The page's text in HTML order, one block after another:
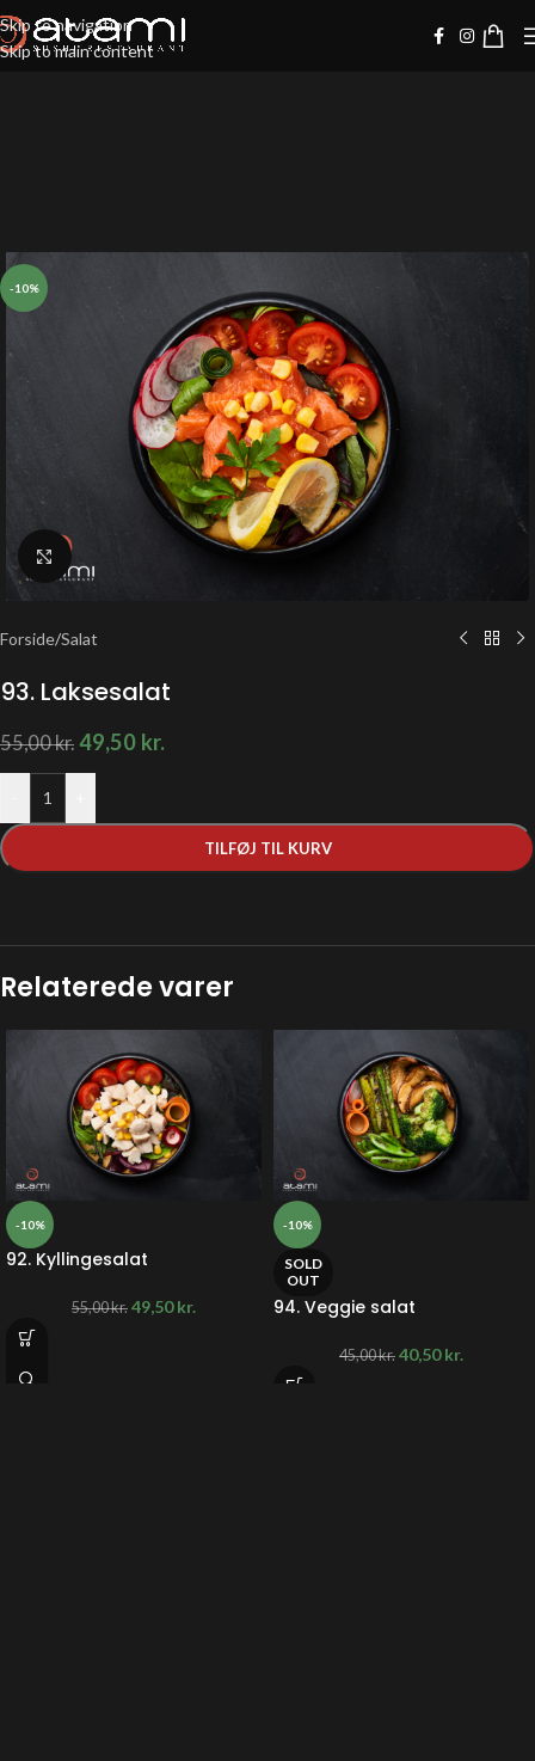
Skip to navigation
Skip to main content
-10%
Klik for at forstørre
Forside/Salat
93. Laksesalat
55,00kr. 49,50 kr.
TILFØJ TIL KURV
Relaterede varer
-10%
92. Kyllingesalat
55,00kr. 49,50kr.
-10%
SOLD
OUT
94. Veggie salat
45,00kr. 40,50kr.